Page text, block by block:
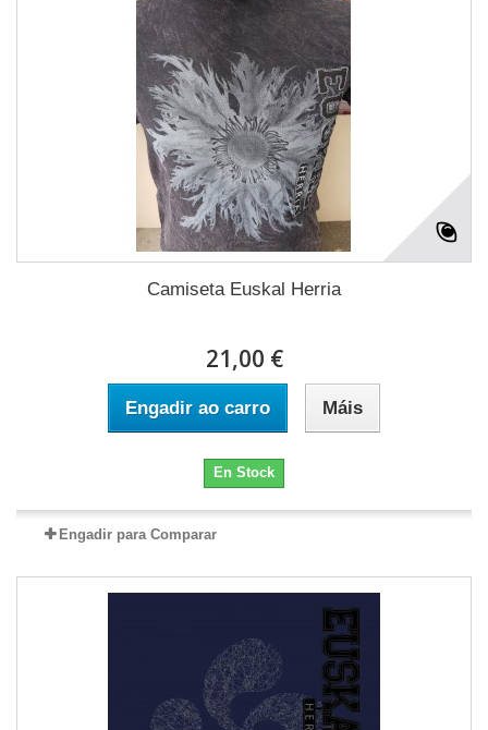
Camiseta Euskal Herria
21,00 €
Engadir ao carro Máis
En Stock
Engadir para Comparar